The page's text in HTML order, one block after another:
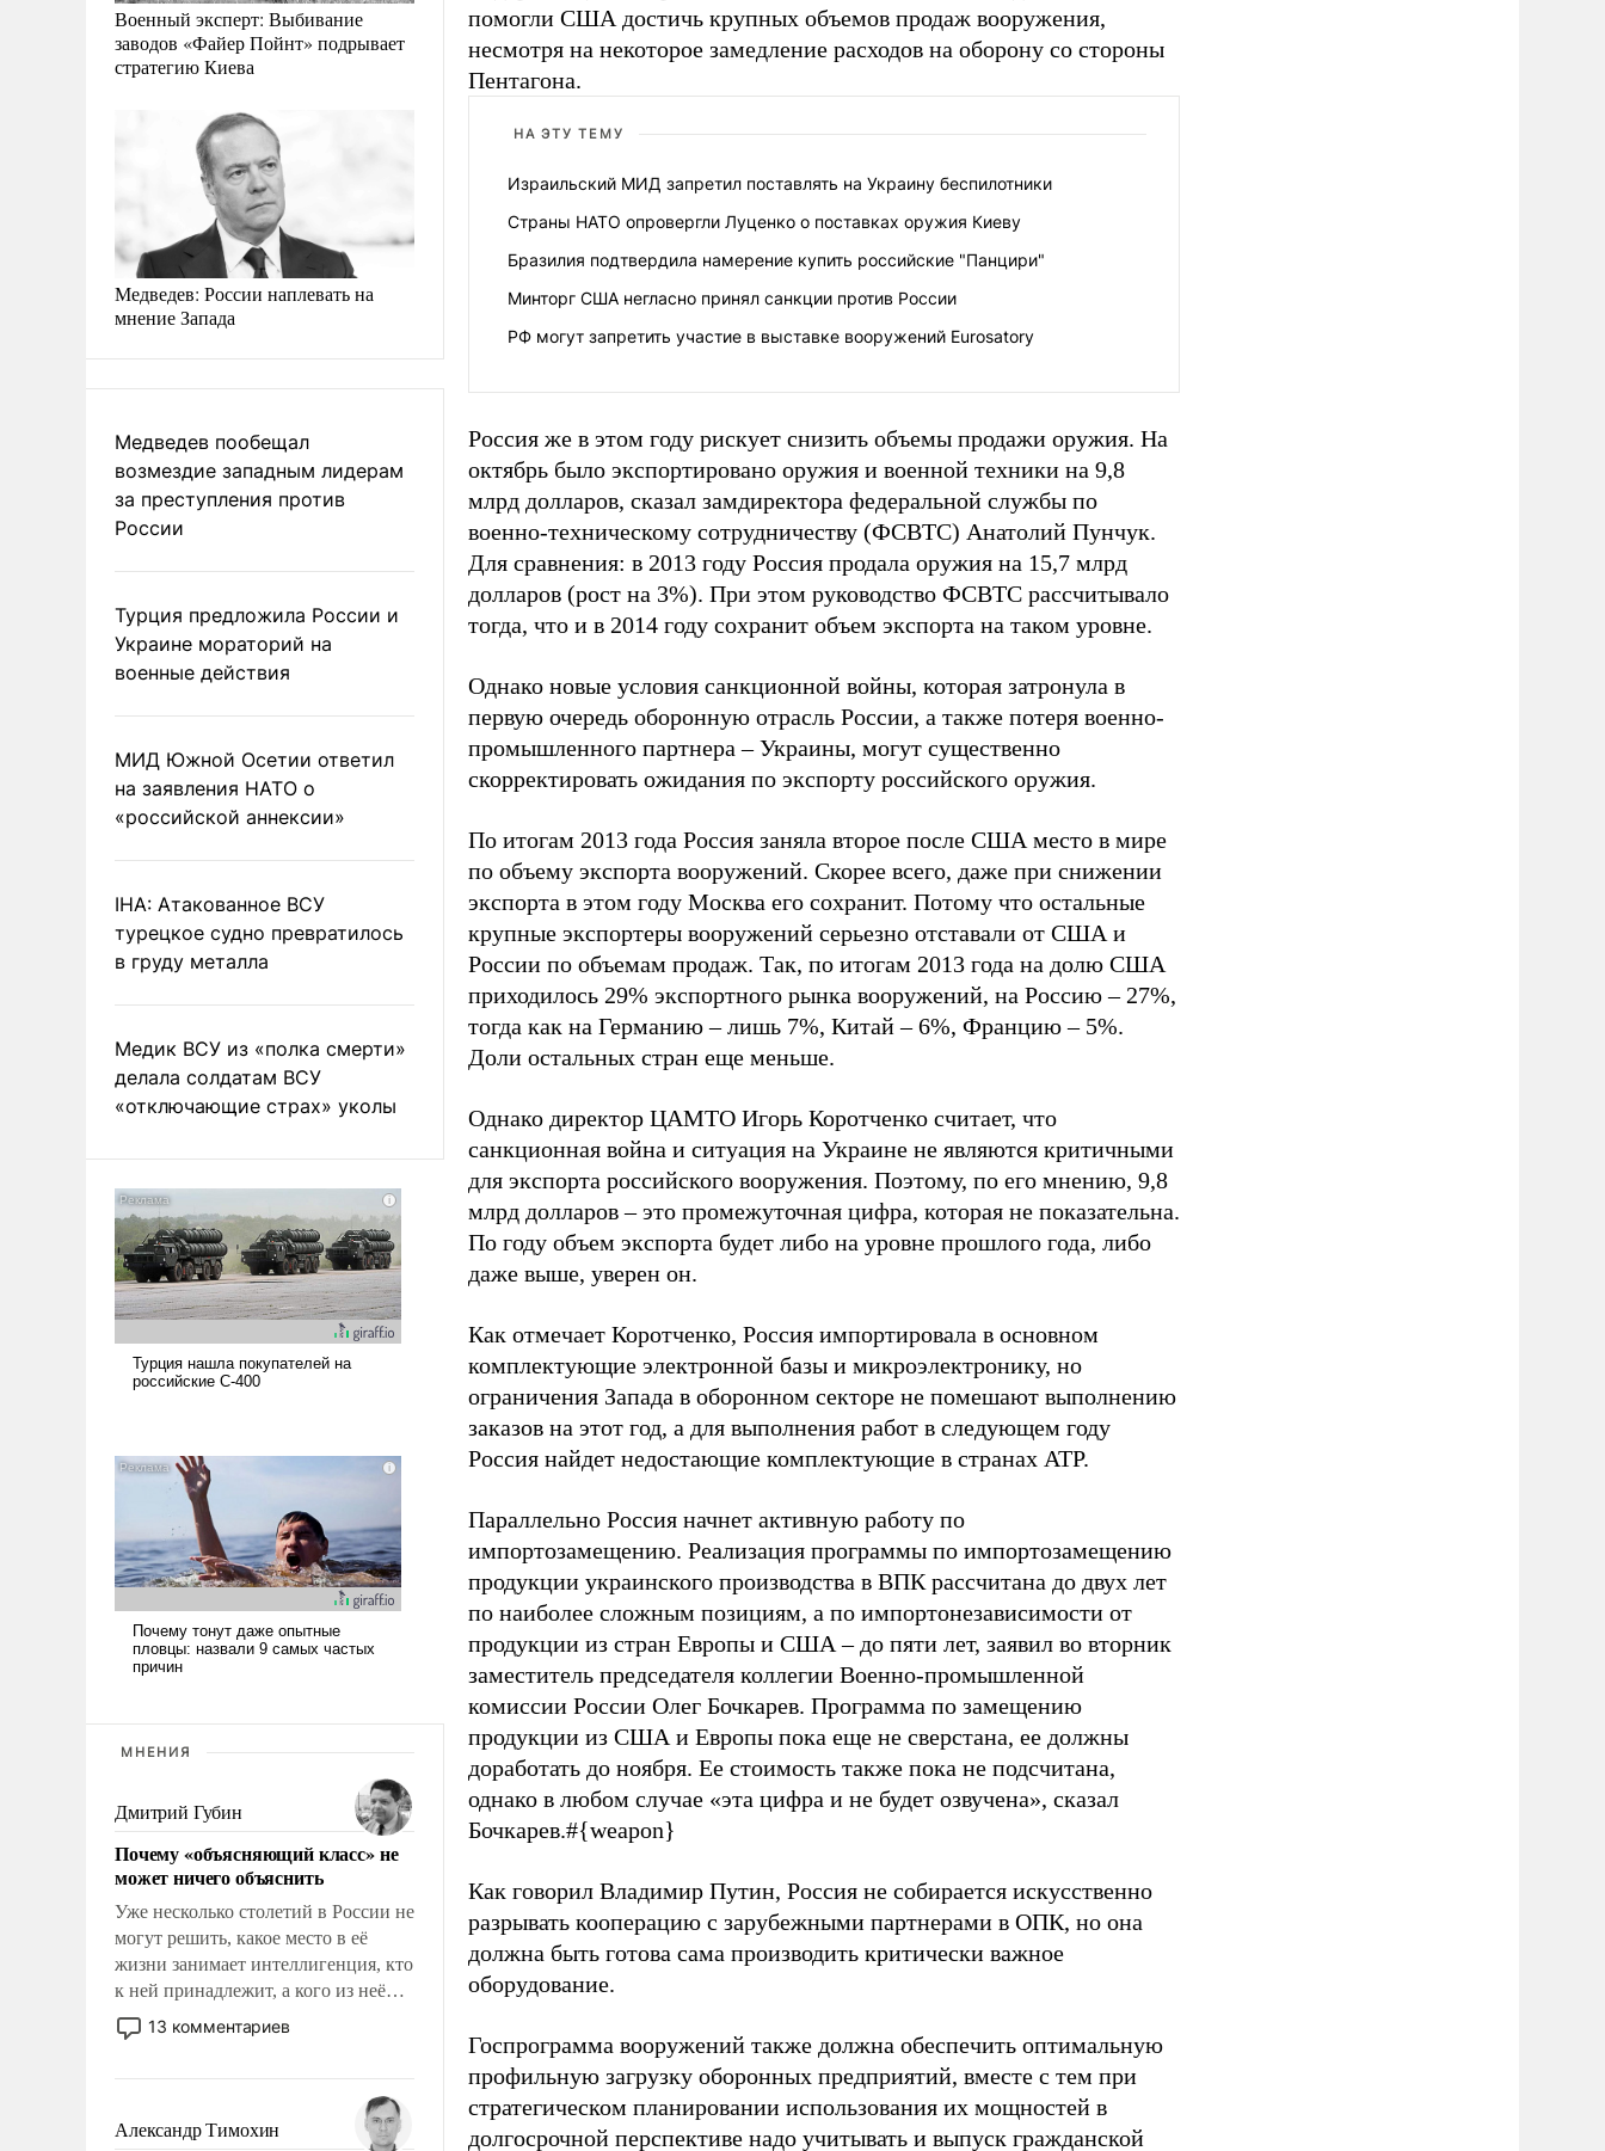
Военный эксперт: Выбивание
заводов «Файер Пойнт» подрывает
стратегию Киева
Медведев: России наплевать на
мнение Запада
Медведев пообещал
возмездие западным лидерам
за преступления против
России
Турция предложила России и
Украине мораторий на
военные действия
МИД Южной Осетии ответил
на заявления НАТО о
«российской аннексии»
IHA: Атакованное ВСУ
турецкое судно превратилось
в груду металла
Медик ВСУ из «полка смерти»
делала солдатам ВСУ
«отключающие страх» уколы
МНЕНИЯ
Дмитрий Губин
Почему «объясняющий класс» не
может ничего объяснить
Уже несколько столетий в России не
могут решить, какое место в её
жизни занимает интеллигенция, кто
к ней принадлежит, а кого из неё
исключили с правом
восстановления и без оного. И чем
казалось, что эти вопросы решены
13 комментариев
Александр Тимохин
помогли США достичь крупных объемов продаж вооружения,
несмотря на некоторое замедление расходов на оборону со стороны
Пентагона.
НА ЭТУ ТЕМУ
Израильский МИД запретил поставлять на Украину беспилотники
Страны НАТО опровергли Луценко о поставках оружия Киеву
Бразилия подтвердила намерение купить российские "Панцири"
Минторг США негласно принял санкции против России
РФ могут запретить участие в выставке вооружений Eurosatory
Россия же в этом году рискует снизить объемы продажи оружия. На
октябрь было экспортировано оружия и военной техники на 9,8
млрд долларов, сказал замдиректора федеральной службы по
военно-техническому сотрудничеству (ФСВТС) Анатолий Пунчук.
Для сравнения: в 2013 году Россия продала оружия на 15,7 млрд
долларов (рост на 3%). При этом руководство ФСВТС рассчитывало
тогда, что и в 2014 году сохранит объем экспорта на таком уровне.
Однако новые условия санкционной войны, которая затронула в
первую очередь оборонную отрасль России, а также потеря военно-
промышленного партнера– Украины, могут существенно
скорректировать ожидания по экспорту российского оружия.
По итогам 2013 года Россия заняла второе после США место в мире
по объему экспорта вооружений. Скорее всего, даже при снижении
экспорта в этом году Москва его сохранит. Потому что остальные
крупные экспортеры вооружений серьезно отставали от США и
России по объемам продаж. Так, по итогам 2013 года на долю США
приходилось 29% экспортного рынка вооружений, на Россию – 27%,
тогда как на Германию – лишь 7%, Китай – 6%, Францию – 5%.
Доли остальных стран еще меньше.
Однако директор ЦАМТО Игорь Коротченко считает, что
санкционная война и ситуация на Украине не являются критичными
для экспорта российского вооружения. Поэтому, по его мнению, 9,8
млрд долларов – это промежуточная цифра, которая не показательна.
По году объем экспорта будет либо на уровне прошлого года, либо
даже выше, уверен он.
Как отмечает Коротченко, Россия импортировала в основном
комплектующие электронной базы и микроэлектронику, но
ограничения Запада в оборонном секторе не помешают выполнению
заказов на этот год, а для выполнения работ в следующем году
Россия найдет недостающие комплектующие в странах АТР.
Параллельно Россия начнет активную работу по
импортозамещению. Реализация программы по импортозамещению
продукции украинского производства в ВПК рассчитана до двух лет
по наиболее сложным позициям, а по импортонезависимости от
продукции из стран Европы и США – до пяти лет, заявил во вторник
заместитель председателя коллегии Военно-промышленной
комиссии России Олег Бочкарев. Программа по замещению
продукции из США и Европы пока еще не сверстана, ее должны
доработать до ноября. Ее стоимость также пока не подсчитана,
однако в любом случае «эта цифра и не будет озвучена», сказал
Бочкарев.#{weapon}
Как говорил Владимир Путин, Россия не собирается искусственно
разрывать кооперацию с зарубежными партнерами в ОПК, но она
должна быть готова сама производить критически важное
оборудование.
Госпрограмма вооружений также должна обеспечить оптимальную
профильную загрузку оборонных предприятий, вместе с тем при
стратегическом планировании использования их мощностей в
долгосрочной перспективе надо учитывать и выпуск гражданской